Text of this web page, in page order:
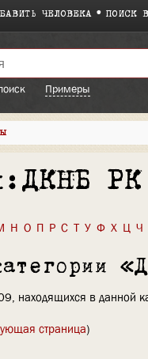
ЧЕЛОВЕКА ПОИСК
Примеры
Н О П Р С Т У Ф Х Ц Ч
находящихся в данной
страница)